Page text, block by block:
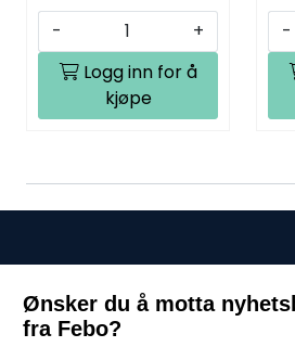
-
+
Logg inn for å
kjøpe
-
Ønsker du å motta
fra Febo?